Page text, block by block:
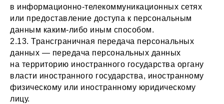
в информационно-телекоммуникационных сетях
или предоставление доступа к персональным
данным каким-либо иным способом.
2.13. Трансграничная передача персональных
данных — передача персональных данных
на территорию иностранного государства органу
власти иностранного государства, иностранному
физическому или иностранному юридическому
лицу.